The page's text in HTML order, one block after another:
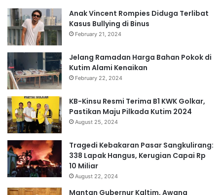
Anak Vincent Rompies Diduga Terlibat
Kasus Bullying di Binus
February 21, 2024
Jelang Ramadan Harga Bahan Pokok di
Kutim Alami Kenaikan
February 22, 2024
KB-Kinsu Resmi Terima B1 KWK Golkar,
Pastikan Maju Pilkada Kutim 2024
August 25, 2024
Tragedi Kebakaran Pasar Sangkulirang:
338 Lapak Hangus, Kerugian Capai Rp
10 Miliar
August 22, 2024
Mantan Gubernur Kaltim, Awang